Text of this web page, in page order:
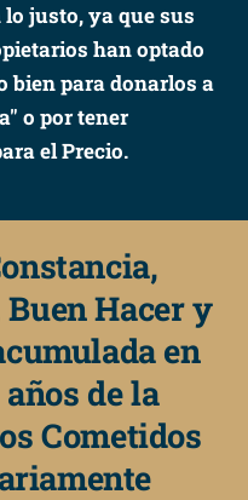
justo, ya que sus
han optado
bien para donarlos a
o por tener
el Precio.
Hacer y
en
de la
Cometidos